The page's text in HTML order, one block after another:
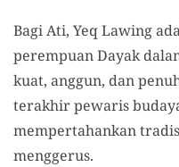
Bagi Ati, Yeq Lawing
perempuan Dayak
kuat, anggun, dan
terakhir pewaris
mempertahankan
menggerus.